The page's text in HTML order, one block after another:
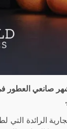
صانعي العطور في
الرائدة التي